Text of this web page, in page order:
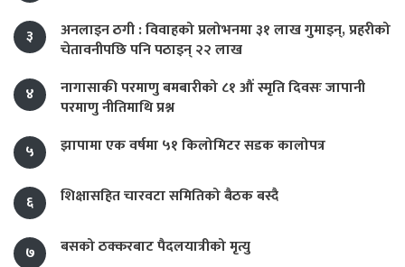
३
अनलाइन ठगी : विवाहको प्रलोभनमा ३१ लाख गुमाइन्, प्रहरीको
चेतावनीपछि पनि पठाइन् २२ लाख
४
नागासाकी परमाणु बमबारीको ८१ औं स्मृति दिवसः जापानी
परमाणु नीतिमाथि प्रश्न
५
झापामा एक वर्षमा ५१ किलोमिटर सडक कालोपत्र
६ शिक्षासहित चारवटा समितिको बैठक बस्दै
७ बसको ठक्करबाट पैदलयात्रीको मृत्यु